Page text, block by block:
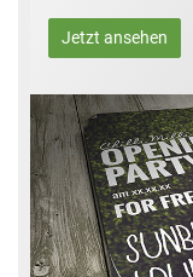
Jetzt ansehen